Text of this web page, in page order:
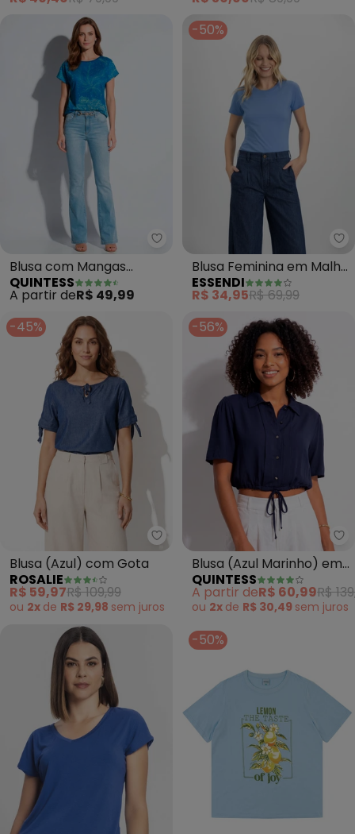
Quintess - Blusa com Mangas
Blusa com Mangas
Curtas (Oceano Azul)
QUINTESS
A partir deR$ 49,99
-50%
Blusa Feminina em Malha
(Azul)
ESSENDI
R$ 34,95R$ 69,99
-45%
Rosalie - Blusa (Azul) com Gota
Blusa (Azul) com Gota
ROSALIE
R$ 59,97R$ 109,99
ou 2x de R$ 29,98 sem juros
-56%
Blusa (Azul Marinho) em
Viscose Plana
QUINTESS
A partir deR$ 60,99R$
ou 2x de R$ 30,49 sem juros
-50%